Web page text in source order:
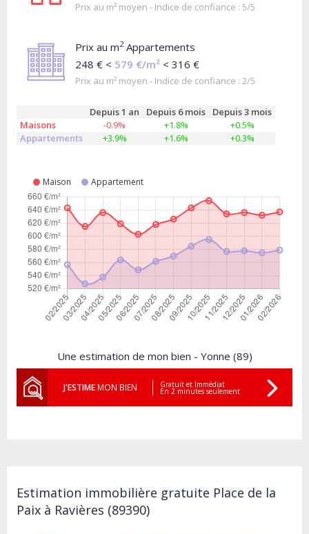
Prix au m² moyen - Indice de confiance : 5/5
Prix au m2Appartements
248 € < 579 €/m² < 316 €
Prix au m² moyen - Indice de confiance : 2/5
Depuis 1 an Depuis 6 mois
Depuis 3 mois
Maisons
-0.9% +1.8%
+0.5%
Appartements
+3.9% +1.6% +0.3%
Maison Appartement
Une estimation de mon bien - Yonne (89)
J'ESTIMEMON BIEN Gratuit et Immédiat
En 2 minutes seulement
Estimation immobilière gratuite Place de la
Paix à Ravières (89390)